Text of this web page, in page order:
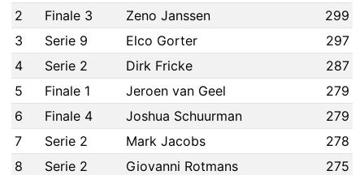
2
Finale 3 Zeno Janssen
299
3
Serie 9 Elco Gorter
297
4
Serie 2 Dirk Fricke
287
5
Finale 1 Jeroen van Geel
279
6
Finale 4 Joshua Schuurman
279
7
Serie 2 Mark Jacobs
278
8
Serie 2 Giovanni Rotmans
275